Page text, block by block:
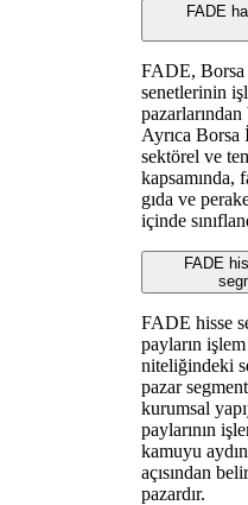
FADE
FADE, Borsa
senetlerinin
Ayrıca Borsa
sektörel ve
kapsamında,
gıda ve
içinde
FADE
FADE hisse
payların
niteliğindeki
pazar
kurumsal
paylarının
kamuyu
açısından
pazardır.